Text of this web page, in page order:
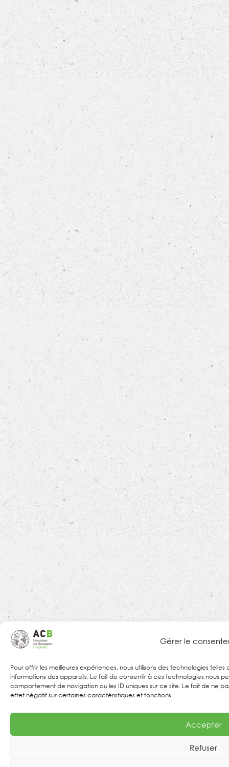
Gérer le
Pour offrir les meilleures expériences, nous utilisons des technologies
informations des appareils. Le fait de consentir à ces technologies nous
comportement de navigation ou les ID uniques sur ce site. Le fait de ne
effet négatif sur certaines caractéristiques et fonctions.
Accepter
Refuser